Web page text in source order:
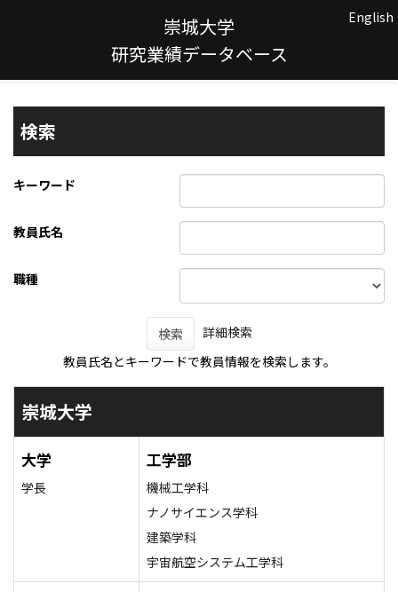
崇城大学
研究業績データベース
English
検索
キーワード
教員氏名
職種
検索
詳細検索
教員氏名とキーワードで教員情報を検索します。
崇城大学
大学
学長
工学部
機械工学科
ナノサイエンス学科
建築学科
宇宙航空システム工学科